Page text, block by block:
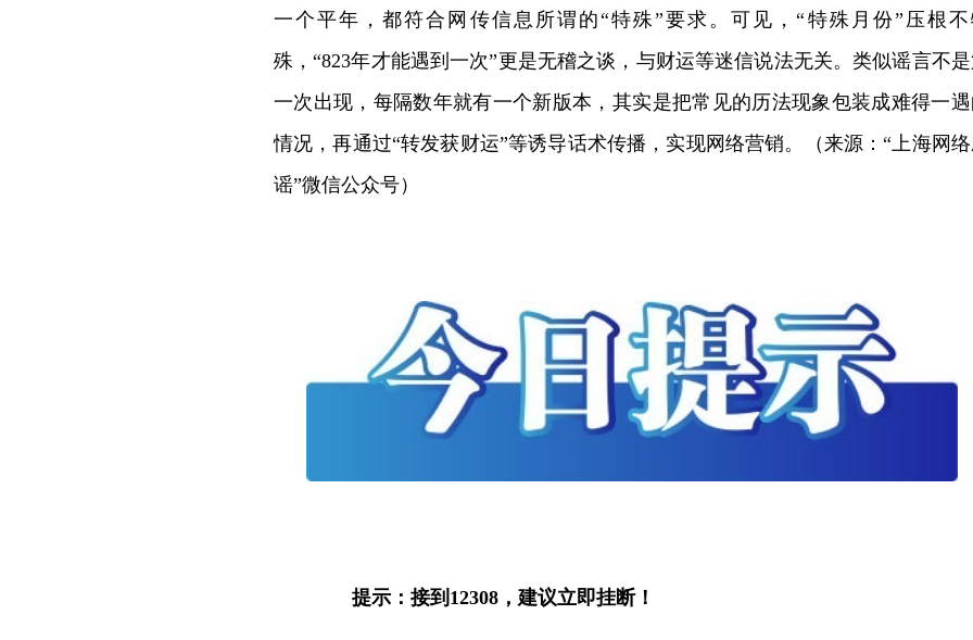
一个平年，都符合网传信息所谓的“特殊”要求。可见，“特殊月份”压根不
殊，“823年才能遇到一次”更是无稽之谈，与财运等迷信说法无关。类似谣言不
一次出现，每隔数年就有一个新版本，其实是把常见的历法现象包装成难得一
情况，再通过“转发获财运”等诱导话术传播，实现网络营销。（来源：“上海网
谣”微信公众号）
提示：接到12308，建议立即挂断！